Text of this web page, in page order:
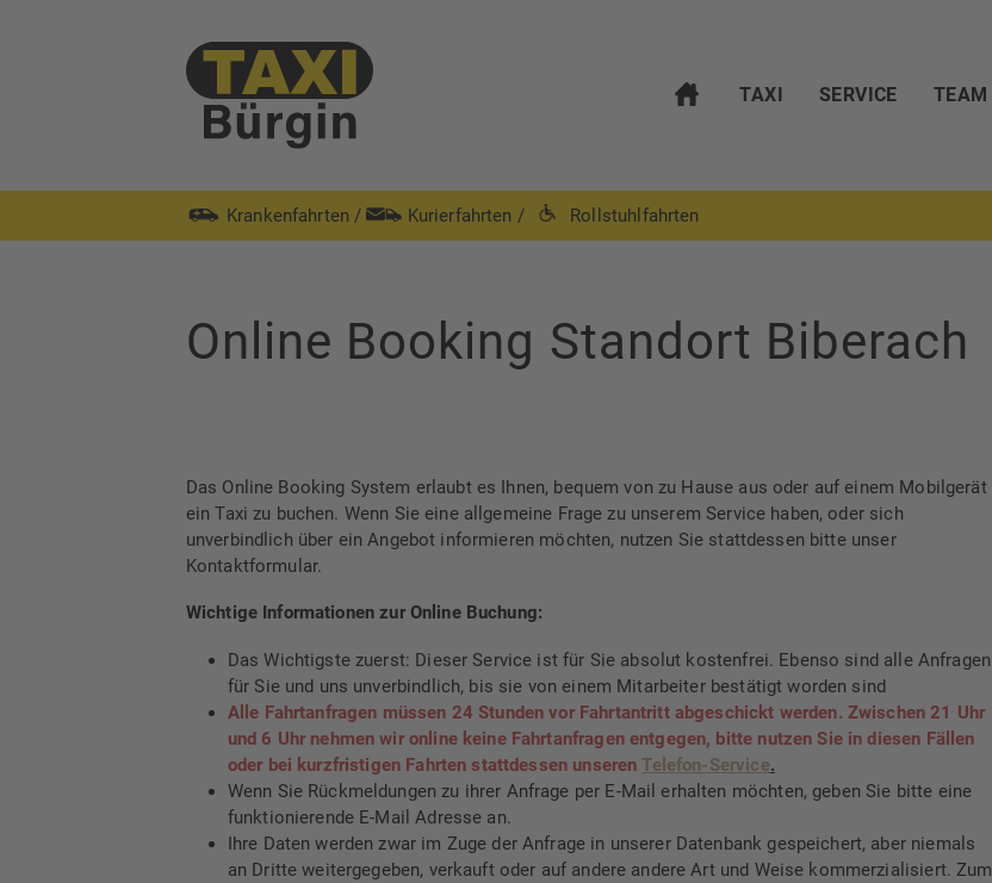
TAXI SERVICE TEAM
Krankenfahrten / Kurierfahrten / Rollstuhlfahrten
Online Booking Standort Biberach
Das Online Booking System erlaubt es Ihnen, bequem von zu Hause aus oder auf einem Mobilgerät
ein Taxi zu buchen. Wenn Sie eine allgemeine Frage zu unserem Service haben, oder sich
unverbindlich über ein Angebot informieren möchten, nutzen Sie stattdessen bitte unser
Kontaktformular.
Wichtige Informationen zur Online Buchung:
Das Wichtigste zuerst: Dieser Service ist für Sie absolut kostenfrei. Ebenso sind alle Anfragen
für Sie und uns unverbindlich, bis sie von einem Mitarbeiter bestätigt worden sind
Alle Fahrtanfragen müssen 24 Stunden vor Fahrtantritt abgeschickt werden. Zwischen 21 Uhr
und 6 Uhr nehmen wir online keine Fahrtanfragen entgegen, bitte nutzen Sie in diesen Fällen
oder bei kurzfristigen Fahrten stattdessen unseren Telefon-Service.
Wenn Sie Rückmeldungen zu ihrer Anfrage per E-Mail erhalten möchten, geben Sie bitte eine
funktionierende E-Mail Adresse an.
Ihre Daten werden zwar im Zuge der Anfrage in unserer Datenbank gespeichert, aber niemals
an Dritte weitergegeben, verkauft oder auf andere andere Art und Weise kommerzialisiert. Zum